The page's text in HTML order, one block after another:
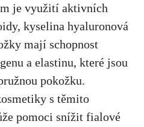
je využití aktivních
kyselina hyaluronová
mají schopnost
a elastinu, které jsou
pokožku.
⁢s těmito
pomoci snížit ​fialové